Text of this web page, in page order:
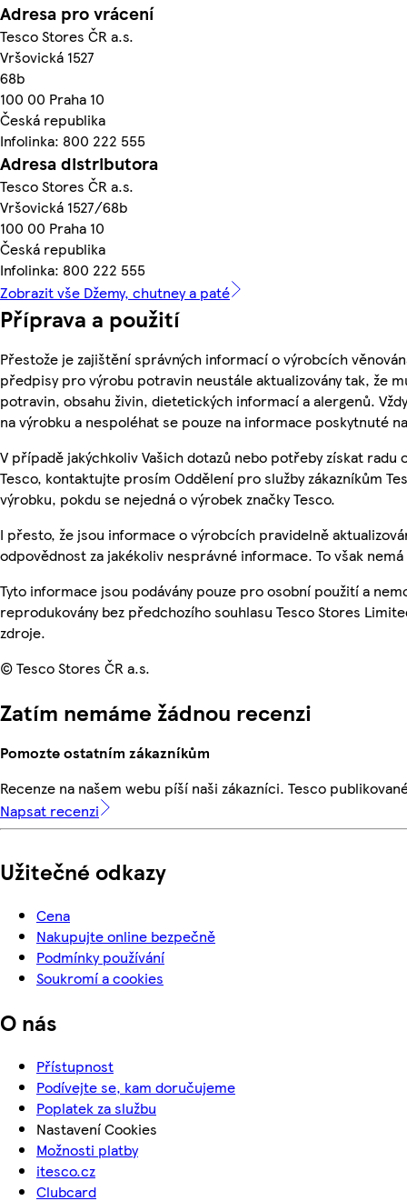
Adresa pro vrácení
Tesco Stores ČR a.s.
Vršovická 1527
68b
100 00 Praha 10
Česká republika
Infolinka: 800 222 555
Adresa distributora
Tesco Stores ČR a.s.
Vršovická 1527/68b
100 00 Praha 10
Česká republika
Infolinka: 800 222 555
Zobrazit vše Džemy, chutney a paté
Příprava a použití
Přestože je zajištění správných informací o výrobcích
předpisy pro výrobu potravin neustále aktualizovány tak, že
potravin, obsahu živin, dietetických informací a alergenů.
na výrobku a nespoléhat se pouze na informace poskytnuté
V případě jakýchkoliv Vašich dotazů nebo potřeby získat radu
Tesco, kontaktujte prosím Oddělení pro služby zákazníkům
výrobku, pokdu se nejedná o výrobek značky Tesco.
I přesto, že jsou informace o výrobcích pravidelně
odpovědnost za jakékoliv nesprávné informace. To však
Tyto informace jsou podávány pouze pro osobní použití a
reprodukovány bez předchozího souhlasu Tesco Stores
zdroje.
© Tesco Stores ČR a.s.
Zatím nemáme žádnou recenzi
Pomozte ostatním zákazníkům
Recenze na našem webu píší naši zákazníci. Tesco
Napsat recenzi
Užitečné odkazy
Cena
Nakupujte online bezpečně
Podmínky používání
Soukromí a cookies
O nás
Přístupnost
Podívejte se, kam doručujeme
Poplatek za službu
Nastavení Cookies
Možnosti platby
itesco.cz
Clubcard